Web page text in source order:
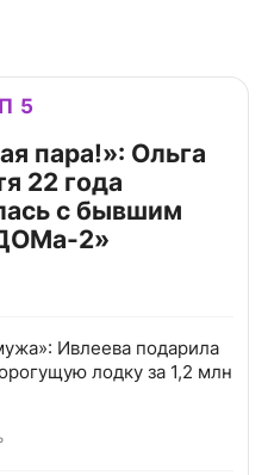
5
пара!»: Ольга
22 года
с бывшим
2»
Ивлеева подарила
лодку за 1,2 млн